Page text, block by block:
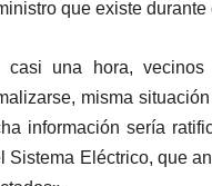
que existe
una hora,
misma
información sería
Sistema Eléctrico, que